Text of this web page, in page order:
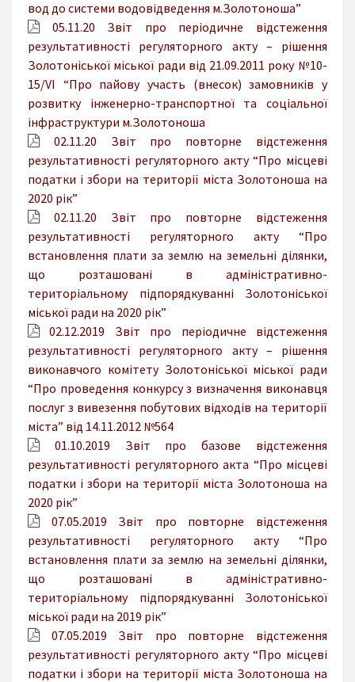
вод до системи водовідведення м.Золотоноша”
05.11.20 Звіт про періодичне відстеження
результативності регуляторного акту – рішення
Золотоніської міської ради від 21.09.2011 року №10-
15/VI “Про пайову участь (внесок) замовників у
розвитку інженерно-транспортної та соціальної
інфраструктури м.Золотоноша
02.11.20 Звіт про повторне відстеження
результативності регуляторного акту “Про місцеві
податки і збори на території міста Золотоноша на
2020 рік”
02.11.20 Звіт про повторне відстеження
результативності регуляторного акту “Про
встановлення плати за землю на земельні ділянки,
що розташовані в адміністративно-
територіальному підпорядкуванні Золотоніської
міської ради на 2020 рік”
02.12.2019 Звіт про періодичне відстеження
результативності регуляторного акту – рішення
виконавчого комітету Золотоніської міської ради
“Про проведення конкурсу з визначення виконавця
послуг з вивезення побутових відходів на території
міста” від 14.11.2012 №564
01.10.2019 Звіт про базове відстеження
результативності регуляторного акта “Про місцеві
податки і збори на території міста Золотоноша на
2020 рік”
07.05.2019 Звіт про повторне відстеження
результативності регуляторного акту “Про
встановлення плати за землю на земельні ділянки,
що розташовані в адміністративно-
територіальному підпорядкуванні Золотоніської
міської ради на 2019 рік”
07.05.2019 Звіт про повторне відстеження
результативності регуляторного акту “Про місцеві
податки і збори на території міста Золотоноша на